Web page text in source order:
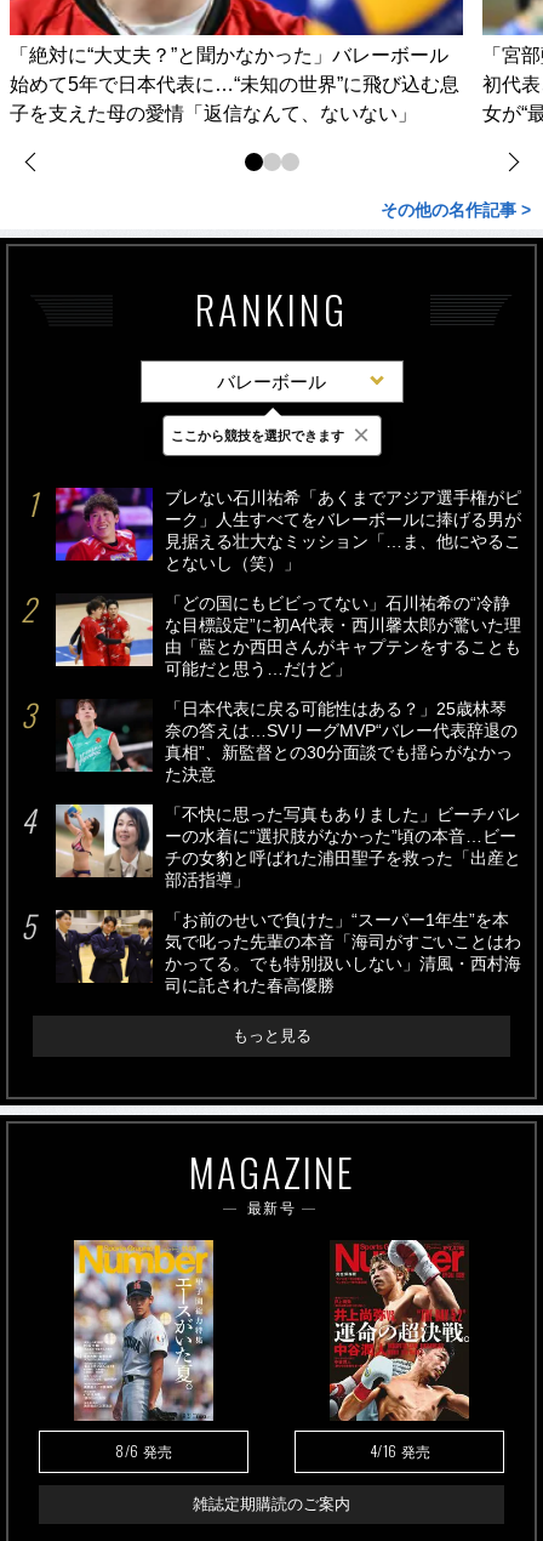
「絶対に“大丈夫？”と聞かなかった」バレーボール
始めて5年で日本代表に…“未知の世界”に飛び込む息
子を支えた母の愛情「返信なんて、ないない」
「宮
初代
女が“
その他の名作記事 >
RANKING
バレーボール
最新 24時間 週間
ブレない石川祐希「あくまでアジア選手権がピ
ーク」人生すべてをバレーボールに捧げる男が
見据える壮大なミッション「…ま、他にやるこ
とないし（笑）」
「どの国にもビビってない」石川祐希の“冷静
な目標設定”に初A代表・西川馨太郎が驚いた理
由「藍とか西田さんがキャプテンをすることも
可能だと思う…だけど」
「日本代表に戻る可能性はある？」25歳林琴
奈の答えは…SVリーグMVP“バレー代表辞退の
真相”、新監督との30分面談でも揺らがなかっ
た決意
「不快に思った写真もありました」ビーチバレ
ーの水着に“選択肢がなかった”頃の本音…ビー
チの女豹と呼ばれた浦田聖子を救った「出産と
部活指導」
「お前のせいで負けた」“スーパー1年生”を本
気で叱った先輩の本音「海司がすごいことはわ
かってる。でも特別扱いしない」清風・西村海
司に託された春高優勝
もっと見る
MAGAZINE
最新号
8/6 発売 4/16 発売
雑誌定期購読のご案内
ここから競技を選択できます ×